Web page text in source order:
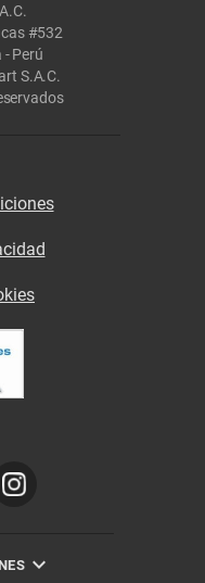
#532
- Perú
S.A.C.